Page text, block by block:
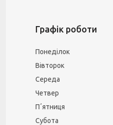
Графік роботи
Понеділок
Вівторок
Середа
Четвер
Пʼятниця
Субота